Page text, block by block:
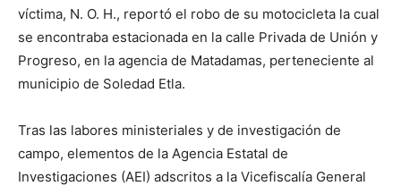
víctima, N. O. H., reportó el robo de su motocicleta la cual
se encontraba estacionada en la calle Privada de Unión y
Progreso, en la agencia de Matadamas, perteneciente al
municipio de Soledad Etla.
Tras las labores ministeriales y de investigación de
campo, elementos de la Agencia Estatal de
Investigaciones (AEI) adscritos a la Vicefiscalía General